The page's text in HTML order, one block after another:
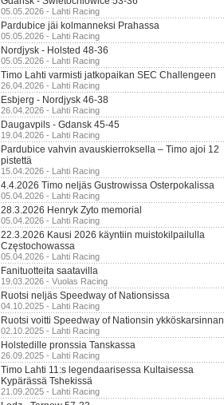
05.05.2026 - Lahti Racing
Pardubice jäi kolmanneksi Prahassa
05.05.2026 - Lahti Racing
Nordjysk - Holsted 48-36
05.05.2026 - Lahti Racing
Timo Lahti varmisti jatkopaikan SEC Challengeen
26.04.2026 - Lahti Racing
Esbjerg - Nordjysk 46-38
26.04.2026 - Lahti Racing
Daugavpils - Gdansk 45-45
19.04.2026 - Lahti Racing
Pardubice vahvin avauskierroksella – Timo ajoi 12
pistettä
15.04.2026 - Lahti Racing
4.4.2026 Timo neljäs Gustrowissa Osterpokalissa
05.04.2026 - Lahti Racing
28.3.2026 Henryk Zyto memorial
05.04.2026 - Lahti Racing
22.3.2026 Kausi 2026 käyntiin muistokilpailulla
Częstochowassa
05.04.2026 - Lahti Racing
Fanituotteita saatavilla
19.03.2026 - Vuolas Racing
Ruotsi neljäs Speedway of Nationsissa
04.10.2025 - Lahti Racing
Ruotsi voitti Speedway of Nationsin ykköskarsinnan
02.10.2025 - Lahti Racing
Holstedille pronssia Tanskassa
26.09.2025 - Lahti Racing
Timo Lahti 11:s legendaarisessa Kultaisessa
Kypärässä Tshekissä
21.09.2025 - Lahti Racing